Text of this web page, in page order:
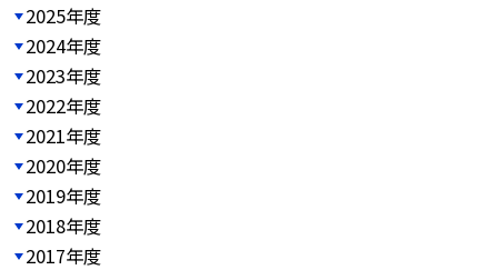
2025年度
2024年度
2023年度
2022年度
2021年度
2020年度
2019年度
2018年度
2017年度